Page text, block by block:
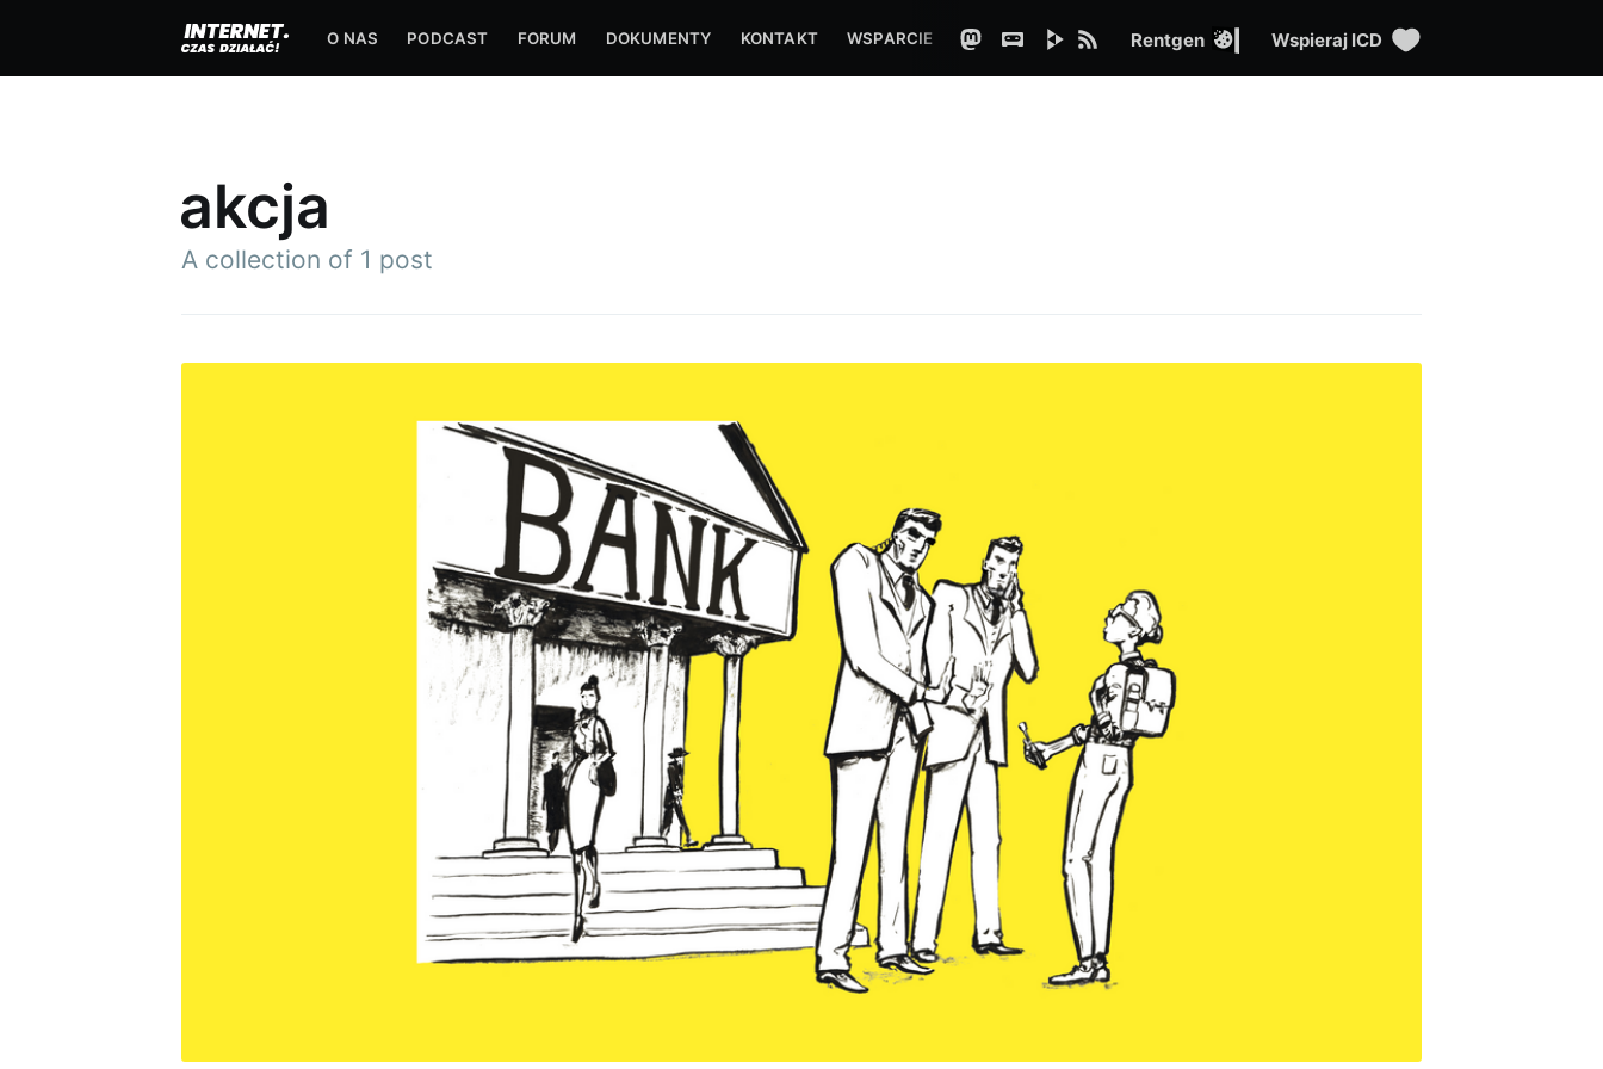
O NAS PODCAST FORUM DOKUMENTY KONTAKT WSPARCIE Rentgen Wspieraj ICD
akcja
A collection of 1 post